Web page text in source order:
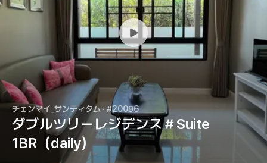
チェンマイ_サンティタム· #20096
ダブルツリーレジデンス＃Suite
1BR（daily）